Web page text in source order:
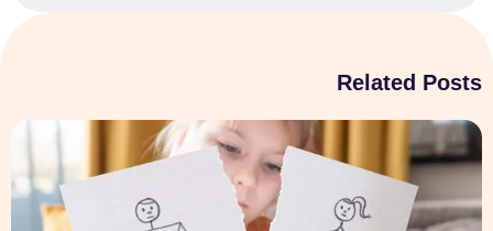
Related Posts
איך לבשר לילד שההורים מתגרשים?